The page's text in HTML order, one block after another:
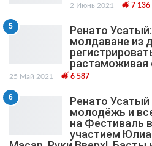
2 Июнь 2021 7 136
5
Ренато
молдаване из
растаможивая
25 Май 2021 6 587
6
Ренато
молодёжь и
на Фестиваль
участием